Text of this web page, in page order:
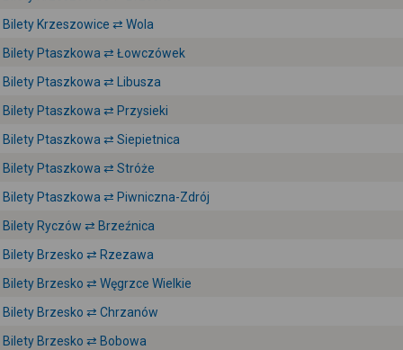
Bilety Krzeszowice ⇄ Wola
Bilety Ptaszkowa ⇄ Łowczówek
Bilety Ptaszkowa ⇄ Libusza
Bilety Ptaszkowa ⇄ Przysieki
Bilety Ptaszkowa ⇄ Siepietnica
Bilety Ptaszkowa ⇄ Stróże
Bilety Ptaszkowa ⇄ Piwniczna-Zdrój
Bilety Ryczów ⇄ Brzeźnica
Bilety Brzesko ⇄ Rzezawa
Bilety Brzesko ⇄ Węgrzce Wielkie
Bilety Brzesko ⇄ Chrzanów
Bilety Brzesko ⇄ Bobowa